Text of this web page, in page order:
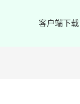
客户端下载